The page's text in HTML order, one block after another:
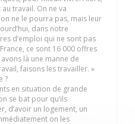
travail. On ne va
ne le pourra pas, mais leur
dans notre
d’emploi qui ne sont pas
ce sont 16 000 offres
là une manne de
faisons les travailler. »
?
en situation de grande
se bat pour qu’ils
d’avoir un logement, un
on les